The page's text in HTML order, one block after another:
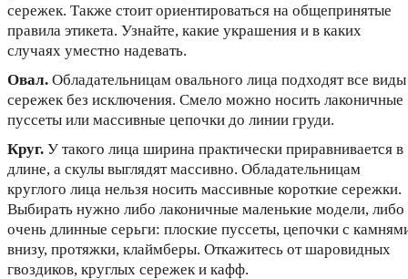
сережек. Также стоит ориентироваться на общепринятые
правила этикета. Узнайте, какие украшения и в каких
случаях уместно надевать.
Овал. Обладательницам овального лица подходят все виды
сережек без исключения. Смело можно носить лаконичные
пуссеты или массивные цепочки до линии груди.
Круг. У такого лица ширина практически приравнивается в
длине, а скулы выглядят массивно. Обладательницам
круглого лица нельзя носить массивные короткие сережки.
Выбирать нужно либо лаконичные маленькие модели, либо
очень длинные серьги: плоские пуссеты, цепочки с
внизу, протяжки, клаймберы. Откажитесь от шаровидных
гвоздиков, круглых сережек и кафф.